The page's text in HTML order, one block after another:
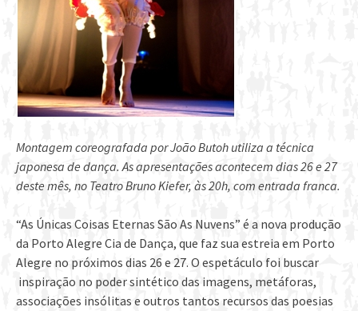
Montagem coreografada por João Butoh utiliza a técnica
japonesa de dança. As apresentações acontecem dias 26 e 27
deste mês, no Teatro Bruno Kiefer, às 20h, com entrada franca.
“As Únicas Coisas Eternas São As Nuvens” é a nova produção
da Porto Alegre Cia de Dança, que faz sua estreia em Porto
Alegre no próximos dias 26 e 27. O espetáculo foi buscar
inspiração no poder sintético das imagens, metáforas,
associações insólitas e outros tantos recursos das poesias